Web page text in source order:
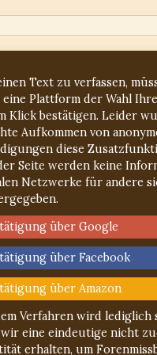
Text zu verfassen,
Plattform der Wahl
Klick bestätigen. Leider
Aufkommen von
diese
Seite werden keine
Netzwerke für andere
über Google
über Facebook
über Amazon
Verfahren wird lediglich
wir eine eindeutige nicht
erhalten, um
werden Sie über
Sie ggf. den Spam-Ordner.
gelesen